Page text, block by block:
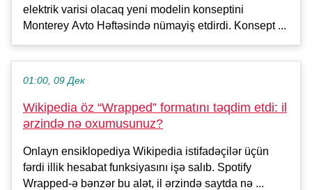
elektrik varisi olacaq yeni modelin konseptini
Monterey Avto Həftəsində nümayiş etdirdi. Konsept ...
01:00, 09 Дек
Wikipedia öz “Wrapped” formatını təqdim etdi: il
ərzində nə oxumusunuz?
Onlayn ensiklopediya Wikipedia istifadəçilər üçün
fərdi illik hesabat funksiyasını işə salıb. Spotify
Wrapped-ə bənzər bu alət, il ərzində saytda nə ...